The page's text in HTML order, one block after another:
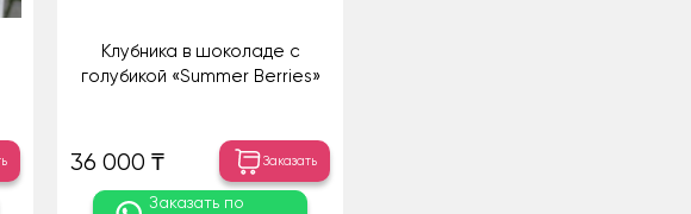
Клубника в шоколаде с
голубикой «Summer Berries»
36 000 ₸ Заказать
Заказать по